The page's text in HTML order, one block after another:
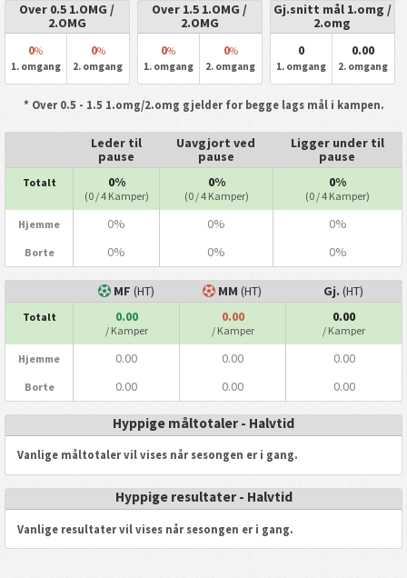
Over 0.5 1.OMG /
2.OMG
0%
1. omgang
0%
2. omgang
Over 1.5 1.OMG /
2.OMG
0%
1. omgang
0%
2. omgang
Gj.snitt mål 1.omg /
2.omg
0
1. omgang
0.00
2. omgang
* Over 0.5 - 1.5 1.omg/2.omg gjelder for begge lags mål i kampen.
Leder til
pause
Uavgjort ved
pause
Ligger under til
pause
Totalt 0%
(0 / 4 Kamper)
0%
(0 / 4 Kamper)
0%
(0 / 4 Kamper)
Hjemme 0% 0% 0%
Borte 0% 0% 0%
MF (HT) MM (HT) Gj. (HT)
Totalt 0.00
/ Kamper
0.00
/ Kamper
0.00
/ Kamper
Hjemme 0.00 0.00 0.00
Borte 0.00 0.00 0.00
Hyppige måltotaler - Halvtid
Vanlige måltotaler vil vises når sesongen er i gang.
Hyppige resultater - Halvtid
Vanlige resultater vil vises når sesongen er i gang.